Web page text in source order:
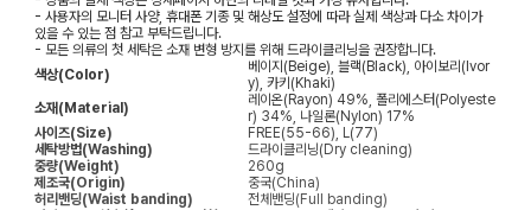
- 사용자의 모니터 사양, 휴대폰 기종 및 해상도 설정에 따라 실제 색상과 다소 차이가
있을 수 있는 점 참고 부탁드립니다.
- 모든 의류의 첫 세탁은 소재 변형 방지를 위해 드라이클리닝을 권장합니다.
색상(Color)
베이지(Beige), 블랙(Black), 아이보리(Ivor
y), 카키(Khaki)
소재(Material)
레이온(Rayon) 49%, 폴리에스터(Polyeste
r) 34%, 나일론(Nylon) 17%
사이즈(Size)
FREE(55-66), L(77)
세탁방법(Washing)
드라이클리닝(Dry cleaning)
중량(Weight)
260g
제조국(Origin)
중국(China)
허리밴딩(Waist banding)
전체밴딩(Full banding)